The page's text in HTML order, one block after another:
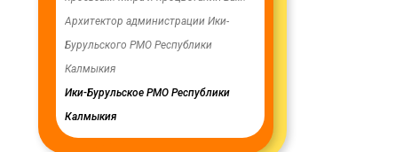
Архитектор администрации Ики-
Бурульского РМО Республики
Калмыкия
Ики-Бурульское РМО Республики
Калмыкия
Бага-Чоносовское сельское
муниципальное образование